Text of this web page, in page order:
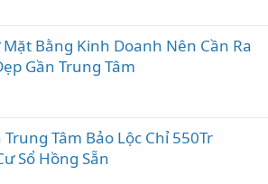
Mặt Bằng Kinh Doanh Nên Cần Ra
Gần Trung Tâm
Tâm Bảo Lộc Chỉ 550Tr
Sổ Hồng Sẵn